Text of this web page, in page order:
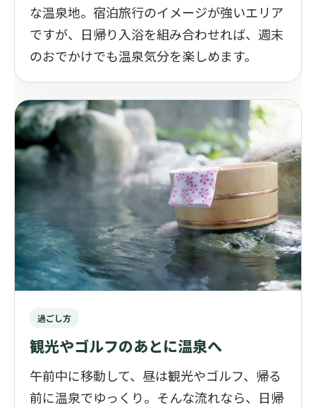
な温泉地。宿泊旅行のイメージが強いエリア
ですが、日帰り入浴を組み合わせれば、週末
のおでかけでも温泉気分を楽しめます。
過ごし方
観光やゴルフのあとに温泉へ
午前中に移動して、昼は観光やゴルフ、帰る
前に温泉でゆっくり。そんな流れなら、日帰